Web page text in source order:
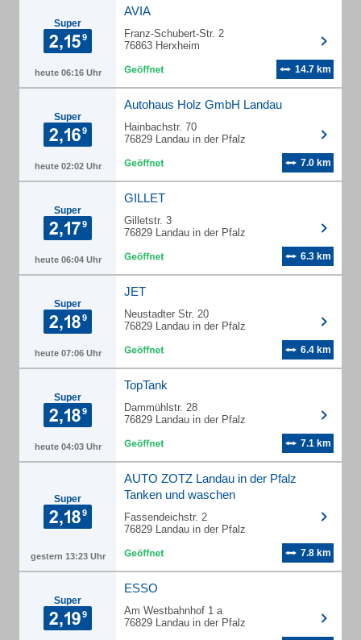
Super
heute 06:16 Uhr
AVIA
Franz-Schubert-Str. 2
76863 Herxheim
14.7 km
Super
heute 02:02 Uhr
Autohaus Holz GmbH Landau
Hainbachstr. 70
76829 Landau in der Pfalz
7.0 km
Super
heute 06:04 Uhr
GILLET
Gilletstr. 3
76829 Landau in der Pfalz
6.3 km
Super
heute 07:06 Uhr
JET
Neustadter Str. 20
76829 Landau in der Pfalz
6.4 km
Super
heute 04:03 Uhr
TopTank
Dammühlstr. 28
76829 Landau in der Pfalz
7.1 km
Super
gestern 13:23 Uhr
AUTO ZOTZ Landau in der Pfalz
Tanken und waschen
Fassendeichstr. 2
76829 Landau in der Pfalz
7.8 km
Super
ESSO
Am Westbahnhof 1 a
76829 Landau in der Pfalz